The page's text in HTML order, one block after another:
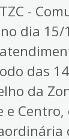
-
dia 15/
das
da
e Centro,